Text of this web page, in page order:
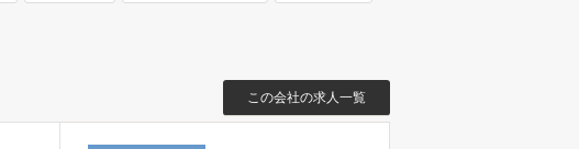
この会社の求人一覧